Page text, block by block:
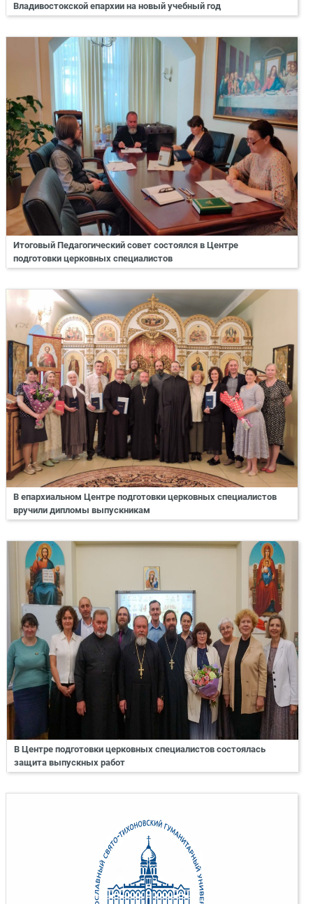
Владивостокской епархии на новый учебный год
Итоговый Педагогический совет состоялся в Центре
подготовки церковных специалистов
В епархиальном Центре подготовки церковных специалистов
вручили дипломы выпускникам
В Центре подготовки церковных специалистов состоялась
защита выпускных работ